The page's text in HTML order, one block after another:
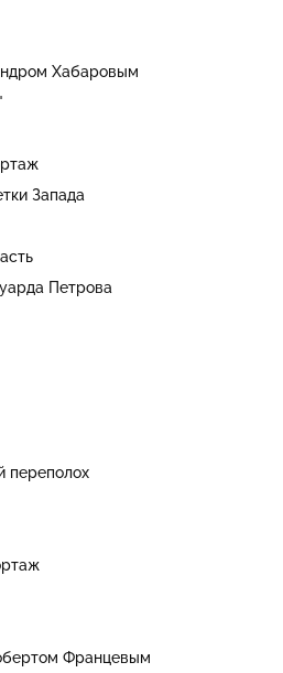
Хабаровым
Запада
Петрова
переполох
Францевым